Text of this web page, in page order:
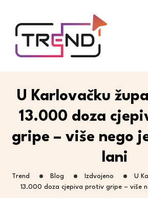
U Karlovačku
13.000 doza
gripe – više nego
lani
Trend Blog Izdvojeno
U
13.000 doza cjepiva protiv gripe – više